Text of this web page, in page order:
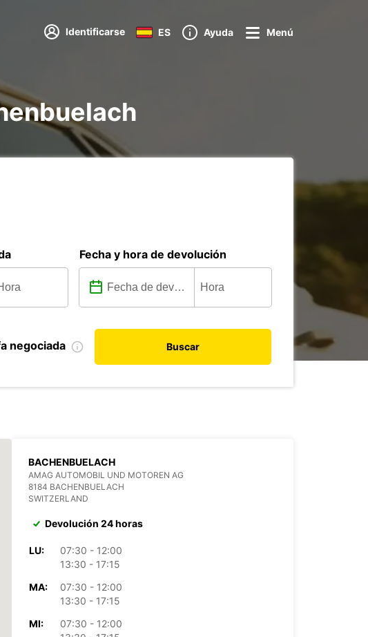
Identificarse ES Ayuda Menú
Fecha y hora de devolución
negociada Buscar
BACHENBUELACH
AMAG AUTOMOBIL UND MOTOREN AG
8184 BACHENBUELACH
SWITZERLAND
Devolución 24 horas
LU:
07:30 - 12:00
13:30 - 17:15
MA:
07:30 - 12:00
13:30 - 17:15
MI:
07:30 - 12:00